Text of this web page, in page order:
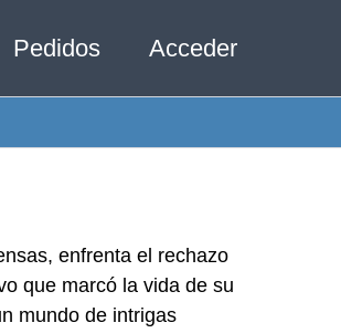
Pedidos Acceder
enfrenta el rechazo
que marcó la vida de su
mundo de intrigas